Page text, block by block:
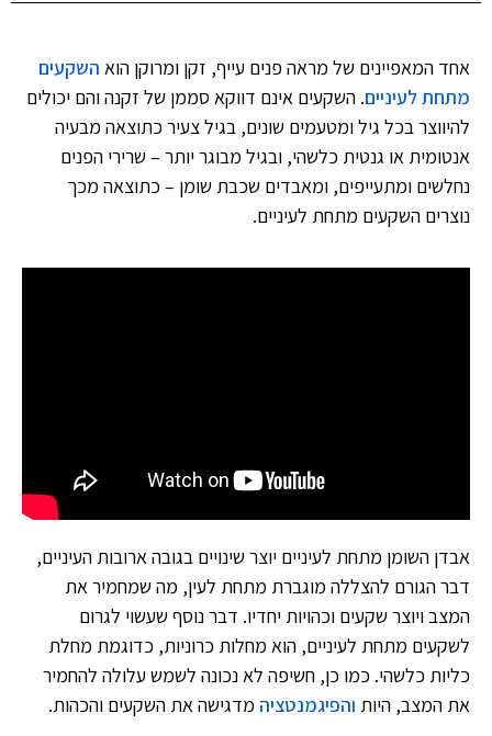
אחד המאפיינים של מראה פנים עייף, זקן ומרוקן הוא השקעים
מתחת לעיניים. השקעים אינם דווקא סממן של זקנה והם יכולים
להיווצר בכל גיל ומטעמים שונים, בגיל צעיר כתוצאה מבעיה
אנטומית או גנטית כלשהי, ובגיל מבוגר יותר – שרירי הפנים
נחלשים ומתעייפים, ומאבדים שכבת שומן – כתוצאה מכך
נוצרים השקעים מתחת לעיניים.
אבדן השומן מתחת לעיניים יוצר שינויים בגובה ארובות העיניים,
דבר הגורם להצללה מוגברת מתחת לעין, מה שמחמיר את
המצב ויוצר שקעים וכהויות יחדיו. דבר נוסף שעשוי לגרום
לשקעים מתחת לעיניים, הוא מחלות כרוניות, כדוגמת מחלת
כליות כלשהי. כמו כן, חשיפה לא נכונה לשמש עלולה להחמיר
את המצב, היות והפיגמנטציה מדגישה את השקעים והכהות.